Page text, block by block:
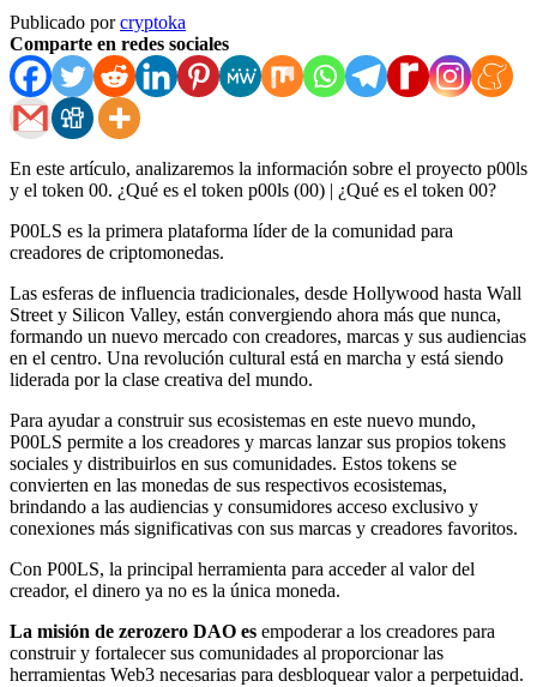
Publicado porcryptoka
Comparte en redes sociales
En este artículo, analizaremos la información sobre el proyecto p00ls
y el token 00. ¿Qué es el token p00ls (00) | ¿Qué es el token 00?
P00LS es la primera plataforma líder de la comunidad para
creadores de criptomonedas.
Las esferas de influencia tradicionales, desde Hollywood hasta Wall
Street y Silicon Valley, están convergiendo ahora más que nunca,
formando un nuevo mercado con creadores, marcas y sus audiencias
en el centro. Una revolución cultural está en marcha y está siendo
liderada por la clase creativa del mundo.
Para ayudar a construir sus ecosistemas en este nuevo mundo,
P00LS permite a los creadores y marcas lanzar sus propios tokens
sociales y distribuirlos en sus comunidades. Estos tokens se
convierten en las monedas de sus respectivos ecosistemas,
brindando a las audiencias y consumidores acceso exclusivo y
conexiones más significativas con sus marcas y creadores favoritos.
Con P00LS, la principal herramienta para acceder al valor del
creador, el dinero ya no es la única moneda.
La misión de zerozero DAO es empoderar a los creadores para
construir y fortalecer sus comunidades al proporcionar las
herramientas Web3 necesarias para desbloquear valor a perpetuidad.